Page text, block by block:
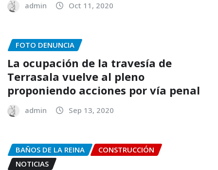
admin Oct 11, 2020
FOTO DENUNCIA
La ocupación de la travesía de
Terrasala vuelve al pleno
proponiendo acciones por vía penal
admin Sep 13, 2020
BAÑOS DE LA REINA
CONSTRUCCIÓN
NOTICIAS